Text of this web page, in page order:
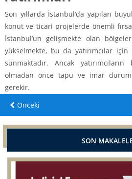
Son yıllarda İstanbul’da yapılan
konut ve ticari projelerde önemli
İstanbul’un gelişmekte olan
yükselmekte, bu da yatırımcılar
sunmaktadır. Ancak
olmadan önce tapu ve imar
gerekir.
Önceki
SON